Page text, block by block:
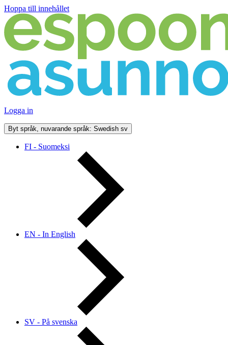
Hoppa till innehållet
Logga in
Byt språk, nuvarande språk: Swedish sv
FI - Suomeksi
EN - In English
SV - På svenska